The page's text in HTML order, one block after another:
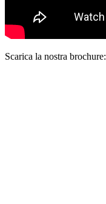
Scarica la nostra brochure: